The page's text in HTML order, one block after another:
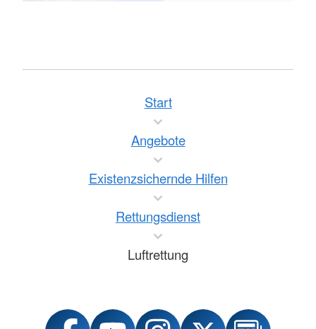
Start
Angebote
Existenzsichernde Hilfen
Rettungsdienst
Luftrettung